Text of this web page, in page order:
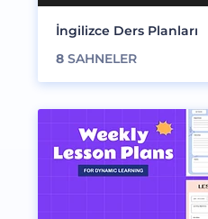
İngilizce Ders Planları
8 SAHNELER